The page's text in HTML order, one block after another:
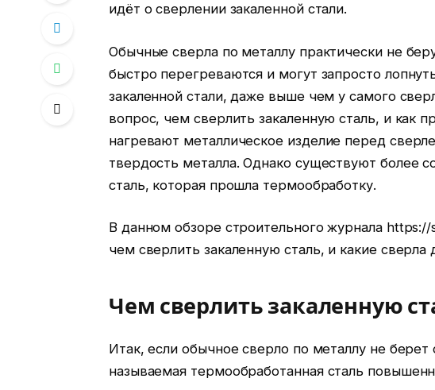
идёт о сверлении закаленной стали.
Обычные сверла по металлу практически не
быстро перегреваются и могут запросто
закаленной стали, даже выше чем у самого
вопрос, чем сверлить закаленную сталь, и как
нагревают металлическое изделие перед
твердость металла. Однако существуют более
сталь, которая прошла термообработку.
В данном обзоре строительного журнала
чем сверлить закаленную сталь, и какие сверла
Чем сверлить закаленную
Итак, если обычное сверло по металлу не берет
называемая термообработанная сталь